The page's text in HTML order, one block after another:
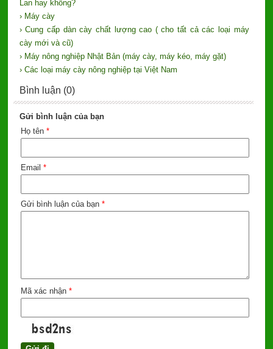
Lan hay không?
› Máy cày
› Cung cấp dàn cày chất lượng cao ( cho tất cả các loại máy
cày mới và cũ)
› Máy nông nghiệp Nhật Bản (máy cày, máy kéo, máy gặt)
› Các loại máy cày nông nghiệp tại Việt Nam
Bình luận (0)
Gửi bình luận của bạn
Họ tên *
Email *
Gửi bình luận của bạn *
Mã xác nhận *